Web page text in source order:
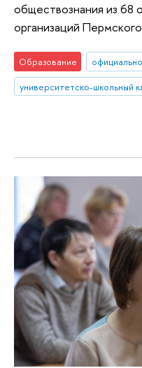
обществознания из 68
организаций
Образование официально
университетско-школьный